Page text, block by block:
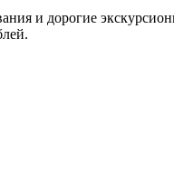
и дорогие